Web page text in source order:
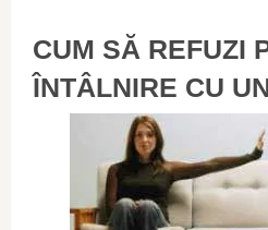
CUM SĂ REFUZI
ÎNTÂLNIRE CU